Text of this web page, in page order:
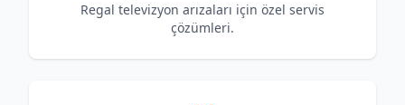
Regal televizyon arızaları için özel servis
çözümleri.